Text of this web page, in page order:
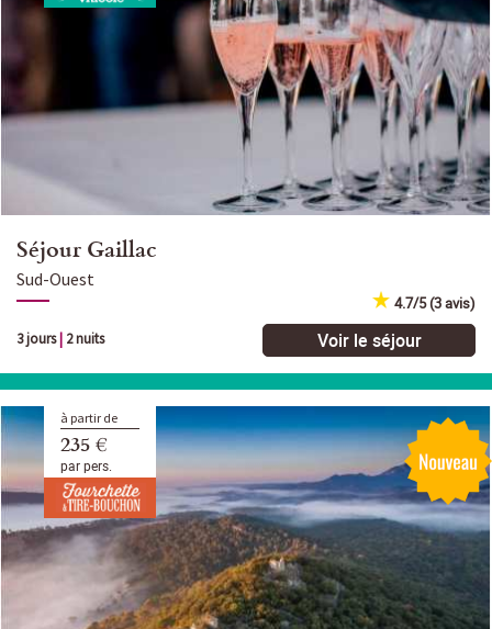
Séjour Gaillac
Sud-Ouest
4.7/5 (3 avis)
3 jours| 2 nuits Voir le séjour
à partir de
235 €
par pers.